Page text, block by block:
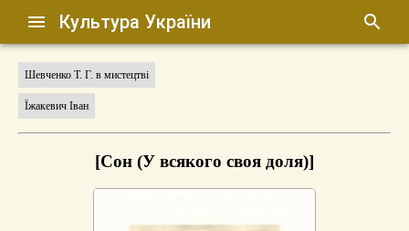
Культура України
Шевченко Т. Г. в мистецтві
Їжакевич Іван
[Сон (У всякого своя доля)]